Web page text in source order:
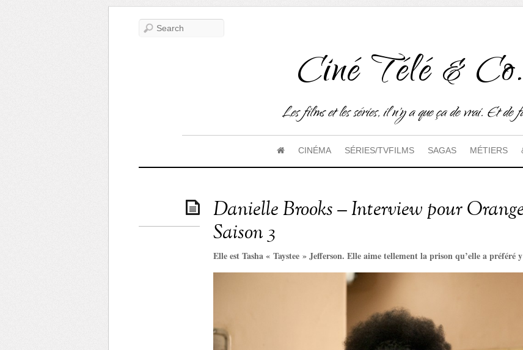
Ciné Télé & Co.
Les films et les séries, il n'y a que ça de vrai. Et de
CINÉMA SÉRIES/TVFILMS SAGAS MÉTIERS
Danielle Brooks – Interview pour
Saison 3
Elle est Tasha « Taystee » Jefferson. Elle aime tellement la prison qu’elle a préféré